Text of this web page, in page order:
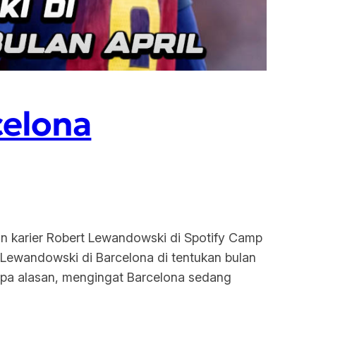
karier Robert Lewandowski di Spotify Camp
di Barcelona di tentukan bulan
alasan, mengingat Barcelona sedang